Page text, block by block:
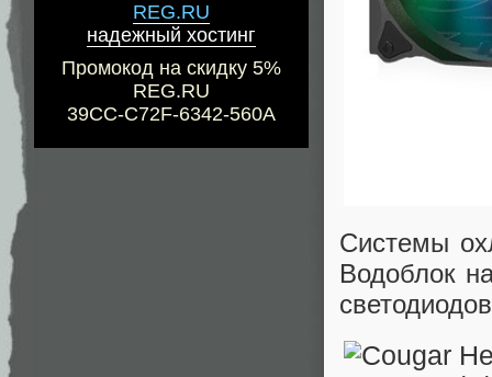
REG.RU
надежный хостинг
Промокод на скидку 5%
REG.RU
39CC-C72F-6342-560A
Системы
Водоблок